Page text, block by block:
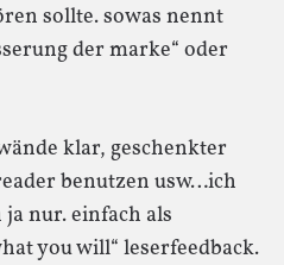
sollte. sowas nennt
der marke“ oder
klar, geschenkter
benutzen usw…ich
ja nur. einfach als
you will“ leserfeedback.